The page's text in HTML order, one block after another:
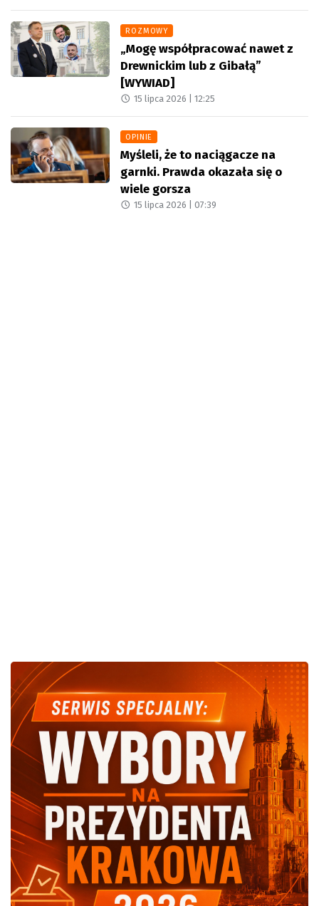
ROZMOWY
„Mogę współpracować nawet z
Drewnickim lub z Gibałą”
[WYWIAD]
15 lipca 2026 |12:25
OPINIE
Myśleli, że to naciągacze na
garnki. Prawda okazała się o
wiele gorsza
15 lipca 2026 |07:39